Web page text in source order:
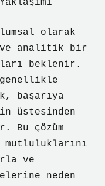
olarak
ve analitik bir
beklenir.
başarıya
üstesinden
çözüm
mutluluklarını
ve
neden